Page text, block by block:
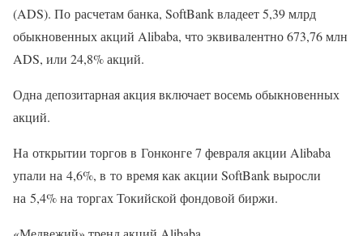
(ADS). По расчетам банка, SoftBank владеет 5,39 млрд
обыкновенных акций Alibaba, что эквивалентно 673,76 млн
ADS, или 24,8% акций.
Одна депозитарная акция включает восемь обыкновенных
акций.
На открытии торгов в Гонконге 7 февраля акции Alibaba
упали на 4,6%, в то время как акции SoftBank выросли
на 5,4% на торгах Токийской фондовой биржи.